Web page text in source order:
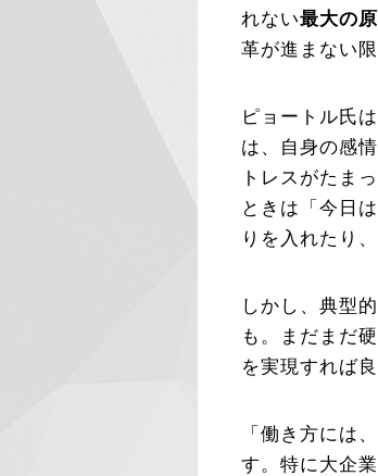
れない最大の
革が進まない
ピョートル氏
は、自身の感
トレスがたま
ときは「今日
りを入れたり
しかし、典型
も。まだまだ
を実現すれば
「働き方には
す。特に大企